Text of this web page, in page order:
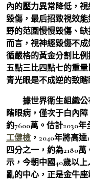
內的壓力異常降低，
毀傷，最后招致視效
野的范圍慢慢毀傷、
而言，視神經毀傷不
循嚴格的黃金分割比
五點三比四點七的重
青光眼是不成逆的致瞎
據世界衛生組織
瞎眼病，僅次于白內
約7600萬。估計2030
工健檢 ，2040年將高
四分之一，約為2180
示，今朝中國40歲以
亂的中心，正是金牛